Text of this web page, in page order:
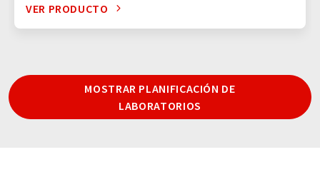
VER PRODUCTO
MOSTRAR PLANIFICACIÓN DE
LABORATORIOS